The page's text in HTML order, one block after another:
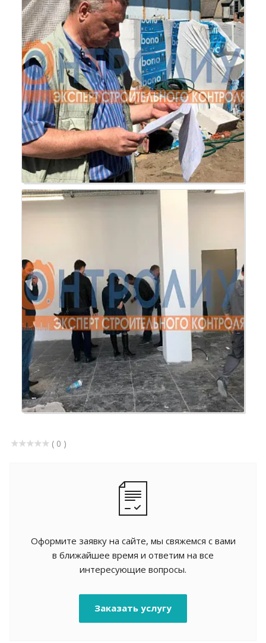
( 0 )
Оформите заявку на сайте, мы свяжемся с вами
в ближайшее время и ответим на все
интересующие вопросы.
Заказать услугу